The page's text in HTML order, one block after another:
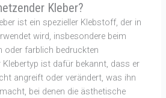
Kleber?
ist ein spezieller Klebstoff, der in
wird, insbesondere beim
oder farblich bedruckten
Klebertyp ist dafür bekannt, dass er
angreift oder verändert, was ihn
bei denen die ästhetische